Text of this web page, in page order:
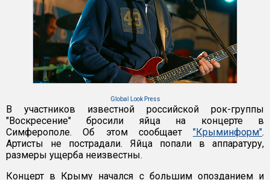
Global Look Press
В участников известной российской рок-группы
"Воскресение" бросили яйца на концерте в
Симферополе. Об этом сообщает "Крыминформ".
Артисты не пострадали. Яйца попали в аппаратуру,
размеры ущерба неизвестны.
Концерт в Крыму начался с большим опозданием и